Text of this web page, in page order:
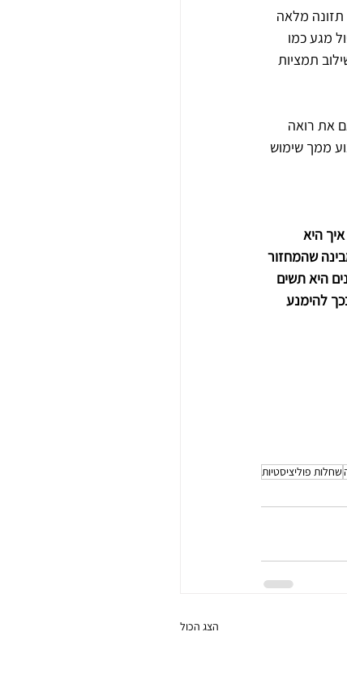
תזונה מלאה
מגע כמו
תמציות
את רואה
ממך שימוש
היא
שהמחזור
היא תשים
להימנע
שחלות פוליציסטיות
הצג הכול